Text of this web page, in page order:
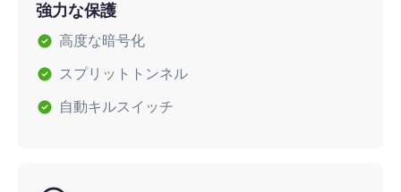
強力な保護
高度な暗号化
スプリットトンネル
自動キルスイッチ